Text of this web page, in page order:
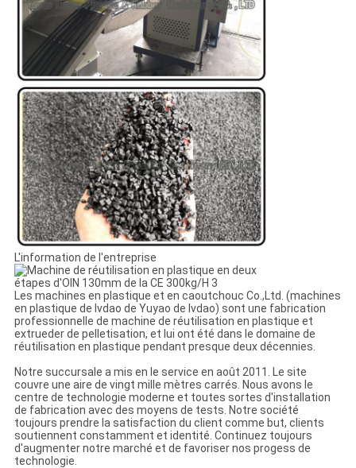
L'information de l'entreprise
Les machines en plastique et en caoutchouc Co.,Ltd. (machines
en plastique de lvdao de Yuyao de lvdao) sont une fabrication
professionnelle de machine de réutilisation en plastique et
extrueder de pelletisation, et lui ont été dans le domaine de
réutilisation en plastique pendant presque deux décennies.
Notre succursale a mis en le service en août 2011. Le site
couvre une aire de vingt mille mètres carrés. Nous avons le
centre de technologie moderne et toutes sortes d'installation
de fabrication avec des moyens de tests. Notre société
toujours prendre la satisfaction du client comme but, clients
soutiennent constamment et identité. Continuez toujours
d'augmenter notre marché et de favoriser nos progess de
technologie.